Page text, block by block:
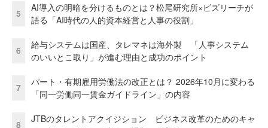
5
AI導入の明暗を分けるものとは？松尾研究所×ビズリーチが
語る「AI時代の人的資本経営と人事の役割」
6
給与システムは国産、タレマネは海外製 「人事システム
のいいとこ取り」が進む理由と成功のポイント
7
パート・有期雇用労働法の改正とは？ 2026年10月に変わる
「同一労働同一賃金ガイドライン」の内容
8
JTBのタレントアクイジション ビジネス改革のためのキャ